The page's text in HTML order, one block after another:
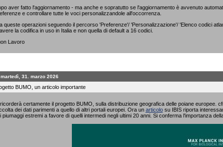
aver fatto l'aggiornamento - ma anche e sopratutto se l'aggiornamento è avvenuto
e controllare tutte le voci personalizzandole all'occorrenza.
queste operazioni seguendo il percorso 'Preferenze'/ 'Personalizzazione'/ 'Elenco codici
la codifica in uso in Italia e non quella di default a 16 codici.
Lavoro
martedì, 31. marzo 2026
BUMO, un articolo importante
certamente il progetto BUMO, sulla distribuzione geografica delle poiane europee.
dei dati parimenti a quello di altri portali europei. Ora un articolosu IBIS riporta
piumaggi estremi a favore di quelli intermedi negli ultimi 20 anni. Si conferma l'importanza